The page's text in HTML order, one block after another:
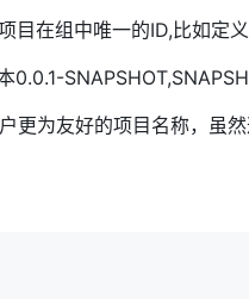
在组中唯一的ID,比如定
更为友好的项目名称，虽